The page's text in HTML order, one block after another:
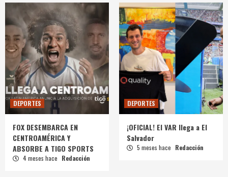
DEPORTES
FOX DESEMBARCA EN
CENTROAMÉRICA Y
ABSORBE A TIGO SPORTS
4 meses hace Redacción
DEPORTES
¡OFICIAL! El VAR llega a El
Salvador
5 meses hace Redacción